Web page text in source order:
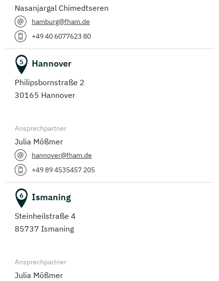
Nasanjargal Chimedtseren
hamburg@fham.de
+49 40 6077623 80
5 Hannover
Philipsbornstraße 2
30165 Hannover
Ansprechpartner
Julia Mößmer
hannover@fham.de
+49 89 4535457 205
6 Ismaning
Steinheilstraße 4
85737 Ismaning
Ansprechpartner
Julia Mößmer